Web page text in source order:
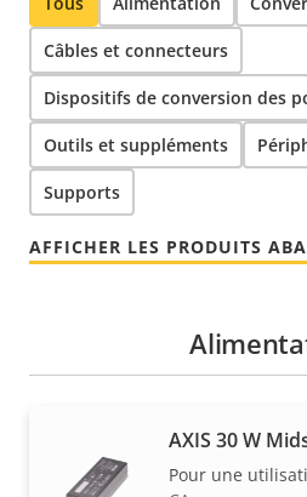
Câbles et connecteurs
Dispositifs de conversion des
Outils et suppléments
Supports
AFFICHER LES PRODUITS
AXIS 30 W
Pour une